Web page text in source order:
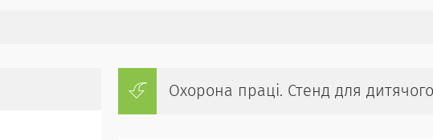
Охорона праці. Стенд для